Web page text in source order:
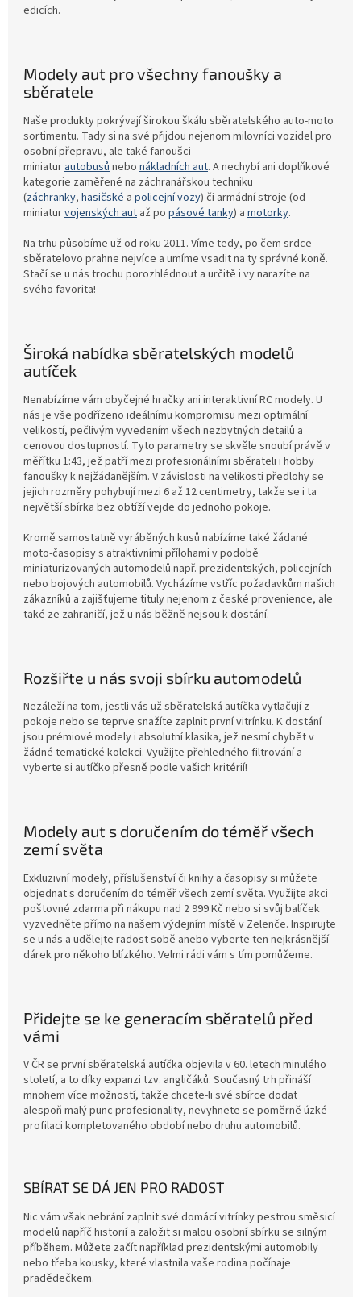
edicích.
Modely aut pro všechny fanoušky a
sběratele
Naše produkty pokrývají širokou škálu sběratelského auto-moto
sortimentu. Tady si na své přijdou nejenom milovníci vozidel pro
osobní přepravu, ale také fanoušci
miniaturautobusůnebo nákladních aut. A nechybí ani doplňkové
kategorie zaměřené na záchranářskou techniku
(záchranky, hasičské a policejní vozy) či armádní stroje (od
miniaturvojenských aut až po pásové tanky) a motorky.
Na trhu působíme už od roku 2011. Víme tedy, po čem srdce
sběratelovo prahne nejvíce a umíme vsadit na ty správné koně.
Stačí se u nás trochu porozhlédnout a určitě i vy narazíte na
svého favorita!
Široká nabídka sběratelských modelů
autíček
Nenabízíme vám obyčejné hračky ani interaktivní RC modely. U
nás je vše podřízeno ideálnímu kompromisu mezi optimální
velikostí, pečlivým vyvedením všech nezbytných detailů a
cenovou dostupností. Tyto parametry se skvěle snoubí právě v
měřítku 1:43, jež patří mezi profesionálními sběrateli i hobby
fanoušky k nejžádanějším. V závislosti na velikosti předlohy se
jejich rozměry pohybují mezi 6 až 12 centimetry, takže se i ta
největší sbírka bez obtíží vejde do jednoho pokoje.
Kromě samostatně vyráběných kusů nabízíme také žádané
moto-časopisy s atraktivními přílohami v podobě
miniaturizovaných automodelů např. prezidentských, policejních
nebo bojových automobilů. Vycházíme vstříc požadavkům našich
zákazníků a zajišťujeme tituly nejenom z české provenience, ale
také ze zahraničí, jež u nás běžně nejsou k dostání.
Rozšiřte u nás svoji sbírku automodelů
Nezáleží na tom, jestli vás už sběratelská autíčka vytlačují z
pokoje nebo se teprve snažíte zaplnit první vitrínku. K dostání
jsou prémiové modely i absolutní klasika, jež nesmí chybět v
žádné tematické kolekci. Využijte přehledného filtrování a
vyberte si autíčko přesně podle vašich kritérií!
Modely aut s doručením do téměř všech
zemí světa
Exkluzivní modely, příslušenství či knihy a časopisy si můžete
objednat s doručením do téměř všech zemí světa. Využijte akci
poštovné zdarma při nákupu nad 2 999 Kč nebo si svůj balíček
vyzvedněte přímo na našem výdejním místě v Zelenče. Inspirujte
se u nás a udělejte radost sobě anebo vyberte ten nejkrásnější
dárek pro někoho blízkého. Velmi rádi vám s tím pomůžeme.
Přidejte se ke generacím sběratelů před
vámi
V ČR se první sběratelská autíčka objevila v 60. letech minulého
století, a to díky expanzi tzv. angličáků. Současný trh přináší
mnohem více možností, takže chcete-li své sbírce dodat
alespoň malý punc profesionality, nevyhnete se poměrně úzké
profilaci kompletovaného období nebo druhu automobilů.
SBÍRAT SE DÁ JEN PRO RADOST
Nic vám však nebrání zaplnit své domácí vitrínky pestrou směsicí
modelů napříč historií a založit si malou osobní sbírku se silným
příběhem. Můžete začít například prezidentskými automobily
nebo třeba kousky, které vlastnila vaše rodina počínaje
pradědečkem.